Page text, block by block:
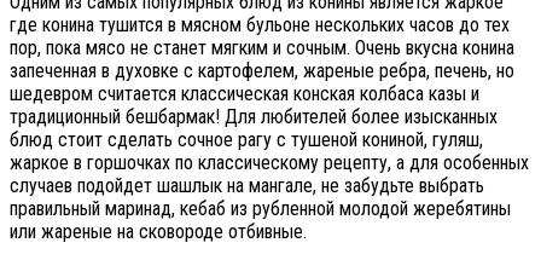
где конина тушится в мясном бульоне нескольких часов до тех
пор, пока мясо не станет мягким и сочным. Очень вкусна конина
запеченная в духовке с картофелем, жареные ребра, печень, но
шедевром считается классическая конская колбаса казы и
традиционный бешбармак! Для любителей более изысканных
блюд стоит сделать сочное рагу с тушеной кониной, гуляш,
жаркое в горшочках по классическому рецепту, а для особенных
случаев подойдет шашлык на мангале, не забудьте выбрать
правильный маринад, кебаб из рубленной молодой жеребятины
или жареные на сковороде отбивные.